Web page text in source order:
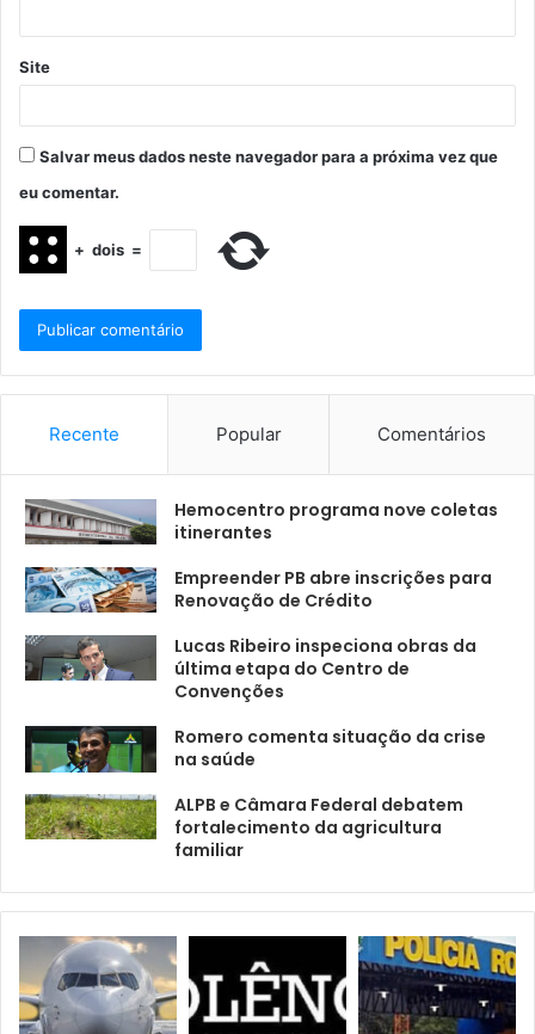
Site
Salvar meus dados neste navegador para a próxima vez que
eu comentar.
+ dois =
Recente Popular Comentários
Hemocentro programa nove coletas
itinerantes
Empreender PB abre inscrições para
Renovação de Crédito
Lucas Ribeiro inspeciona obras da
última etapa do Centro de
Convenções
Romero comenta situação da crise
na saúde
ALPB e Câmara Federal debatem
fortalecimento da agricultura
familiar